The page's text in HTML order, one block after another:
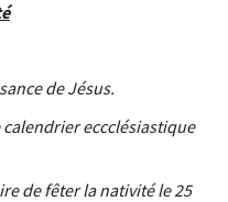
de Jésus.
eccclésiastique
de fêter la nativité le 25